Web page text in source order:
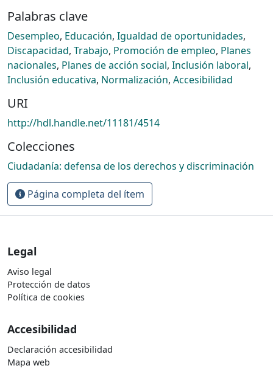
Palabras clave
Desempleo, Educación, Igualdad de oportunidades,
Discapacidad, Trabajo, Promoción de empleo, Planes
nacionales, Planes de acción social, Inclusión laboral,
Inclusión educativa, Normalización, Accesibilidad
URI
http://hdl.handle.net/11181/4514
Colecciones
Ciudadanía: defensa de los derechos y discriminación
Página completa del ítem
Legal
Aviso legal
Protección de datos
Política de cookies
Accesibilidad
Declaración accesibilidad
Mapa web